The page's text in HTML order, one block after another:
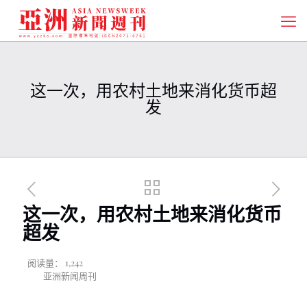
这一次，用农村土地来消化货币超
发
这一次，用农村土地来消化货币
超发
阅读量：
1,242
亚洲新闻周刊